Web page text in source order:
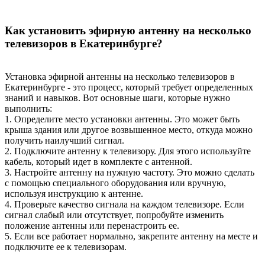
Как установить эфирную антенну на несколько
телевизоров в Екатеринбурге?
Установка эфирной антенны на несколько телевизоров в
Екатеринбурге - это процесс, который требует определенных
знаний и навыков. Вот основные шаги, которые нужно
выполнить:
1. Определите место установки антенны. Это может быть
крыша здания или другое возвышенное место, откуда можно
получить наилучший сигнал.
2. Подключите антенну к телевизору. Для этого используйте
кабель, который идет в комплекте с антенной.
3. Настройте антенну на нужную частоту. Это можно сделать
с помощью специального оборудования или вручную,
используя инструкцию к антенне.
4. Проверьте качество сигнала на каждом телевизоре. Если
сигнал слабый или отсутствует, попробуйте изменить
положение антенны или перенастроить ее.
5. Если все работает нормально, закрепите антенну на месте и
подключите ее к телевизорам.